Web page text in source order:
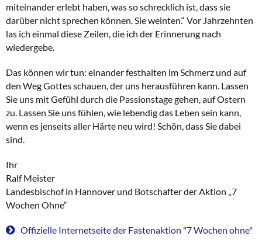
miteinander erlebt haben, was so schrecklich ist, dass sie
darüber nicht sprechen können. Sie weinten.“ Vor Jahrzehnten
las ich einmal diese Zeilen, die ich der Erinnerung nach
wiedergebe.
Das können wir tun: einander festhalten im Schmerz und auf
den Weg Gottes schauen, der uns herausführen kann. Lassen
Sie uns mit Gefühl durch die Passionstage gehen, auf Ostern
zu. Lassen Sie uns fühlen, wie lebendig das Leben sein kann,
wenn es jenseits aller Härte neu wird! Schön, dass Sie dabei
sind.
Ihr
Ralf Meister
Landesbischof in Hannover und Botschafter der Aktion „7
Wochen Ohne“
Offizielle Internetseite der Fastenaktion "7 Wochen ohne"